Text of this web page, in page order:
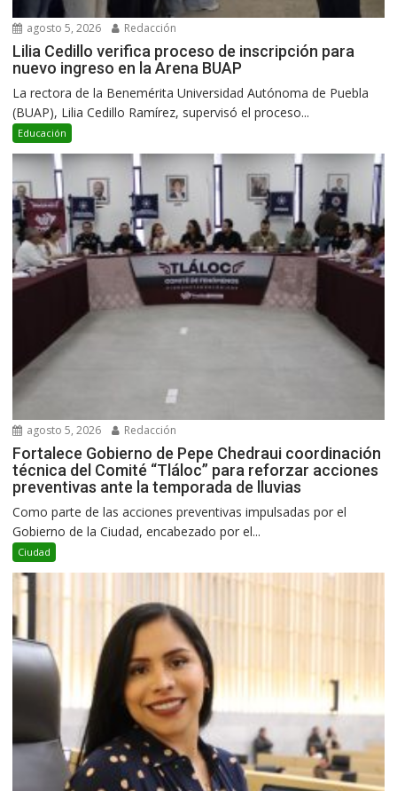
agosto 5, 2026 Redacción
Lilia Cedillo verifica proceso de inscripción para
nuevo ingreso en la Arena BUAP
La rectora de la Benemérita Universidad Autónoma de Puebla
(BUAP), Lilia Cedillo Ramírez, supervisó el proceso...
Educación
agosto 5, 2026 Redacción
Fortalece Gobierno de Pepe Chedraui coordinación
técnica del Comité “Tláloc” para reforzar acciones
preventivas ante la temporada de lluvias
Como parte de las acciones preventivas impulsadas por el
Gobierno de la Ciudad, encabezado por el...
Ciudad